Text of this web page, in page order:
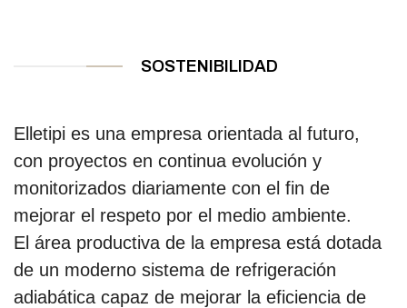
SOSTENIBILIDAD
Elletipi es una empresa orientada al futuro,
con proyectos en continua evolución y
monitorizados diariamente con el fin de
mejorar el respeto por el medio ambiente.
El área productiva de la empresa está dotada
de un moderno sistema de refrigeración
adiabática capaz de mejorar la eficiencia de